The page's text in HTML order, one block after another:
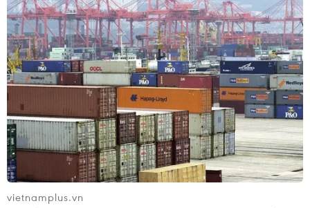
07/08/2026 07:28
Di dời hộ dân bị ảnh hưởng bụi, mùi
khét, tiếng ồn từ Trung tâm Điện lực
Vĩnh Tân
07/08/2026 07:10
Hà Nội quyết liệt xử lý các "điểm
nghẽn" úng ngập, môi trường đô thị
vietnamplus.vn